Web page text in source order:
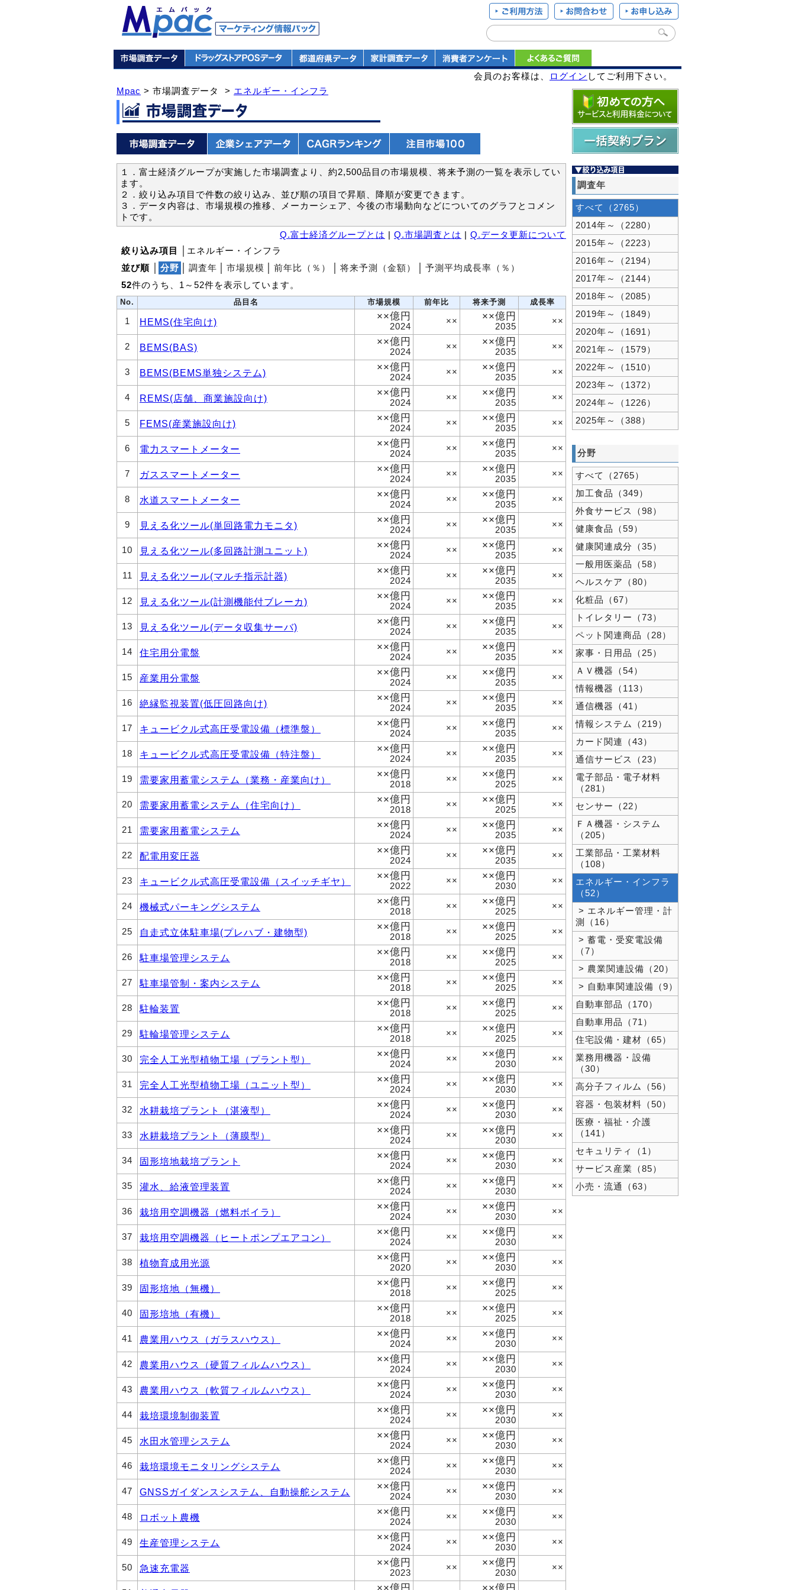
会員のお客様は、 ログイン してご利用下さい。
Mpac > 市場調査データ > エネルギー・インフラ
１．富士経済グループが実施した市場調査より、約2,500品目の市場規模、将来予測の一覧を表示してい
ます。
２．絞り込み項目で件数の絞り込み、並び順の項目で昇順、降順が変更できます。
３．データ内容は、市場規模の推移、メーカーシェア、今後の市場動向などについてのグラフとコメン
トです。
Q.富士経済グループとは
Q.市場調査とは
Q.データ更新について
絞り込み項目
│エネルギー・インフラ
並び順
分野 調査年 市場規模 前年比（％） 将来予測（金額）
予測平均成長率（％）
52件のうち、1～52件を表示しています。
No. 品目名 市場規模 前年比 将来予測 成長率
1 HEMS(住宅向け) ××億円
2024
×× ××億円
2035
××
2 BEMS(BAS) ××億円
2024
×× ××億円
2035
××
3 BEMS(BEMS単独システム) ××億円
2024
×× ××億円
2035
××
4 REMS(店舗、商業施設向け) ××億円
2024
×× ××億円
2035
××
5 FEMS(産業施設向け) ××億円
2024
×× ××億円
2035
××
6 電力スマートメーター ××億円
2024
×× ××億円
2035
××
7 ガススマートメーター ××億円
2024
×× ××億円
2035
××
8 水道スマートメーター ××億円
2024
×× ××億円
2035
××
9 見える化ツール(単回路電力モニタ) ××億円
2024
×× ××億円
2035
××
10 見える化ツール(多回路計測ユニット) ××億円
2024
×× ××億円
2035
××
11 見える化ツール(マルチ指示計器) ××億円
2024
×× ××億円
2035
××
12 見える化ツール(計測機能付ブレーカ) ××億円
2024
×× ××億円
2035
××
13 見える化ツール(データ収集サーバ) ××億円
2024
×× ××億円
2035
××
14 住宅用分電盤 ××億円
2024
×× ××億円
2035
××
15 産業用分電盤 ××億円
2024
×× ××億円
2035
××
16 絶縁監視装置(低圧回路向け) ××億円
2024
×× ××億円
2035
××
17 キュービクル式高圧受電設備（標準盤） ××億円
2024
×× ××億円
2035
××
18 キュービクル式高圧受電設備（特注盤） ××億円
2024
×× ××億円
2035
××
19 需要家用蓄電システム（業務・産業向け） ××億円
2018
×× ××億円
2025
××
20 需要家用蓄電システム（住宅向け） ××億円
2018
×× ××億円
2025
××
21 需要家用蓄電システム ××億円
2024
×× ××億円
2035
××
22 配電用変圧器 ××億円
2024
×× ××億円
2035
××
23 キュービクル式高圧受電設備（スイッチギヤ） ××億円
2022
×× ××億円
2030
××
24 機械式パーキングシステム ××億円
2018
×× ××億円
2025
××
25 自走式立体駐車場(プレハブ・建物型) ××億円
2018
×× ××億円
2025
××
26 駐車場管理システム ××億円
2018
×× ××億円
2025
××
27 駐車場管制・案内システム ××億円
2018
×× ××億円
2025
××
28 駐輪装置 ××億円
2018
×× ××億円
2025
××
29 駐輪場管理システム ××億円
2018
×× ××億円
2025
××
30 完全人工光型植物工場（プラント型） ××億円
2024
×× ××億円
2030
××
31 完全人工光型植物工場（ユニット型） ××億円
2024
×× ××億円
2030
××
32 水耕栽培プラント（湛液型） ××億円
2024
×× ××億円
2030
××
33 水耕栽培プラント（薄膜型） ××億円
2024
×× ××億円
2030
××
34 固形培地栽培プラント ××億円
2024
×× ××億円
2030
××
35 灌水、給液管理装置 ××億円
2024
×× ××億円
2030
××
36 栽培用空調機器（燃料ボイラ） ××億円
2024
×× ××億円
2030
××
37 栽培用空調機器（ヒートポンプエアコン） ××億円
2024
×× ××億円
2030
××
38 植物育成用光源 ××億円
2020
×× ××億円
2030
××
39 固形培地（無機） ××億円
2018
×× ××億円
2025
××
40 固形培地（有機） ××億円
2018
×× ××億円
2025
××
41 農業用ハウス（ガラスハウス） ××億円
2024
×× ××億円
2030
××
42 農業用ハウス（硬質フィルムハウス） ××億円
2024
×× ××億円
2030
××
43 農業用ハウス（軟質フィルムハウス） ××億円
2024
×× ××億円
2030
××
44 栽培環境制御装置 ××億円
2024
×× ××億円
2030
××
45 水田水管理システム ××億円
2024
×× ××億円
2030
××
46 栽培環境モニタリングシステム ××億円
2024
×× ××億円
2030
××
47 GNSSガイダンスシステム、自動操舵システム ××億円
2024
×× ××億円
2030
××
48 ロボット農機 ××億円
2024
×× ××億円
2030
××
49 生産管理システム ××億円
2024
×× ××億円
2030
××
50 急速充電器 ××億円
2023
×× ××億円
2030
××
××億円 ××億円
調査年
すべて（2765）
2014年～（2280）
2015年～（2223）
2016年～（2194）
2017年～（2144）
2018年～（2085）
2019年～（1849）
2020年～（1691）
2021年～（1579）
2022年～（1510）
2023年～（1372）
2024年～（1226）
2025年～（388）
分野
すべて（2765）
加工食品（349）
外食サービス（98）
健康食品（59）
健康関連成分（35）
一般用医薬品（58）
ヘルスケア（80）
化粧品（67）
トイレタリー（73）
ペット関連商品（28）
家事・日用品（25）
ＡＶ機器（54）
情報機器（113）
通信機器（41）
情報システム（219）
カード関連（43）
通信サービス（23）
電子部品・電子材料
（281）
センサー（22）
ＦＡ機器・システム
（205）
工業部品・工業材料
（108）
エネルギー・インフラ
（52）
> エネルギー管理・計
測（16）
> 蓄電・受変電設備
（7）
> 農業関連設備（20）
> 自動車関連設備（9）
自動車部品（170）
自動車用品（71）
住宅設備・建材（65）
業務用機器・設備
（30）
高分子フィルム（56）
容器・包装材料（50）
医療・福祉・介護
（141）
セキュリティ（1）
サービス産業（85）
小売・流通（63）